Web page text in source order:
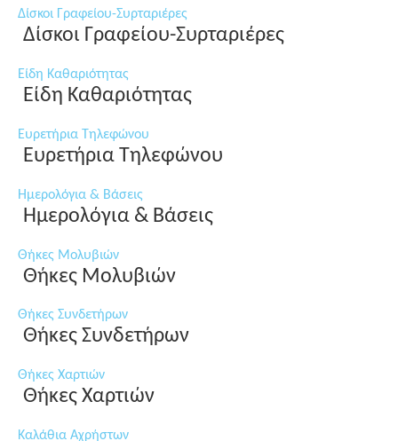
Δίσκοι Γραφείου-Συρταριέρες
Δίσκοι Γραφείου-Συρταριέρες
Είδη Καθαριότητας
Είδη Καθαριότητας
Ευρετήρια Τηλεφώνου
Ευρετήρια Τηλεφώνου
Ημερολόγια & Βάσεις
Ημερολόγια & Βάσεις
Θήκες Μολυβιών
Θήκες Μολυβιών
Θήκες Συνδετήρων
Θήκες Συνδετήρων
Θήκες Χαρτιών
Θήκες Χαρτιών
Καλάθια Αχρήστων